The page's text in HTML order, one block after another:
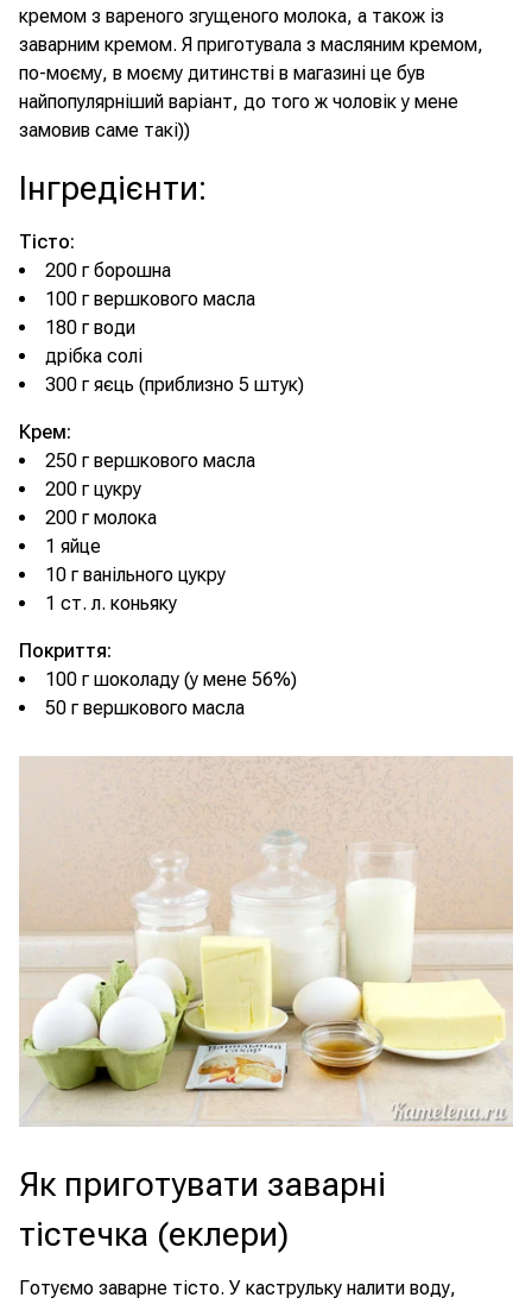
кремом з вареного згущеного молока, а також із
заварним кремом. Я приготувала з масляним кремом,
по-моєму, в моєму дитинстві в магазині це був
найпопулярніший варіант, до того ж чоловік у мене
замовив саме такі))
Інгредієнти:
Тісто:
200 г борошна
100 г вершкового масла
180 г води
дрібка солі
300 г яєць (приблизно 5 штук)
Крем:
250 г вершкового масла
200 г цукру
200 г молока
1 яйце
10 г ванільного цукру
1 ст. л. коньяку
Покриття:
100 г шоколаду (у мене 56%)
50 г вершкового масла
Як приготувати заварні
тістечка (еклери)
Готуємо заварне тісто. У каструльку налити воду,